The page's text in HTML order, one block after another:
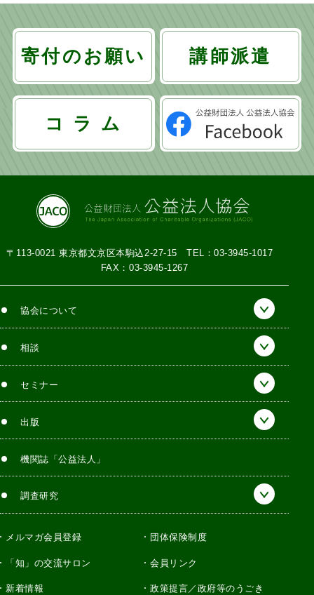
寄付のお願い 講師派遣
コ ラ ム
〒113-0021 東京都文京区本駒込2-27-15TEL：03-3945-1017
FAX：03-3945-1267
協会について
相談
セミナー
出版
機関誌「公益法人」
調査研究
メルマガ会員登録 団体保険制度
「知」の交流サロン 会員リンク
新着情報 政策提言／政府等のうごき